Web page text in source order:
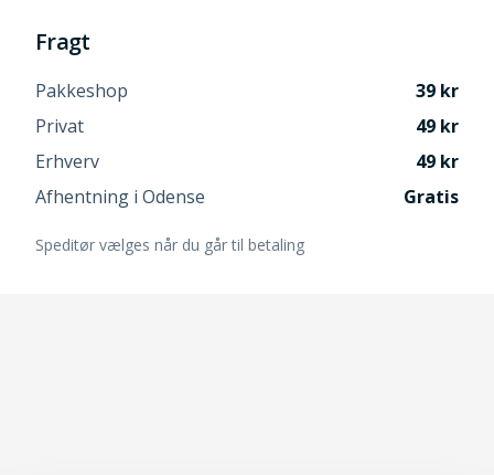
Fragt
Pakkeshop
39
Privat
49
Erhverv
49
Afhentning i Odense
Gratis
Speditør vælges når du går til betaling